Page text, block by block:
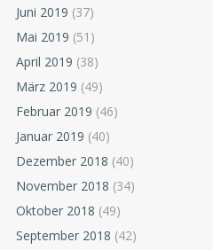
Juni 2019 (37)
Mai 2019 (51)
April 2019 (38)
März 2019 (49)
Februar 2019 (46)
Januar 2019 (40)
Dezember 2018 (40)
November 2018 (34)
Oktober 2018 (49)
September 2018 (42)